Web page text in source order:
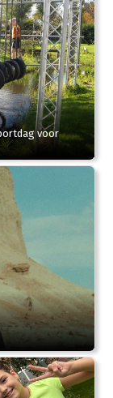
voor